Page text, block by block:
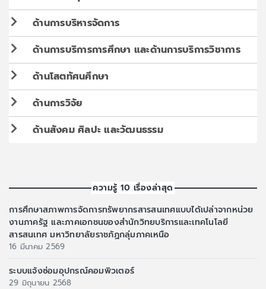
ด้านการบริหารจัดการ
ด้านการบริการการศึกษา และด้านการบริการวิชาการ
ด้านโสตทัศนศึกษา
ด้านการวิจัย
ด้านสังคม ศิลปะ และวัฒนธรรม
ความรู้ 10 เรื่องล่าสุด
การศึกษาสภาพการจัดการทรัพยากรสารสนเทศแบบได้เปล่าจากหน่วย
งานภาครัฐ และภาคเอกชนของสำนักวิทยบริการและเทคโนโลยี
สารสนเทศ มหาวิทยาลัยราชภัฏกลุ่มภาคเหนือ
16 มีนาคม 2569
ระบบแจ้งซ่อมอุปกรณ์คอมพิวเตอร์
29 มิถุนายน 2568